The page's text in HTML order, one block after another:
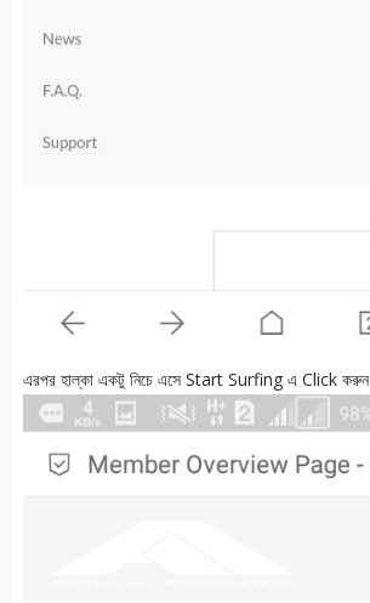
এরপর হাল্কা একটু নিচে এসে Start Surfing এ Click করুন